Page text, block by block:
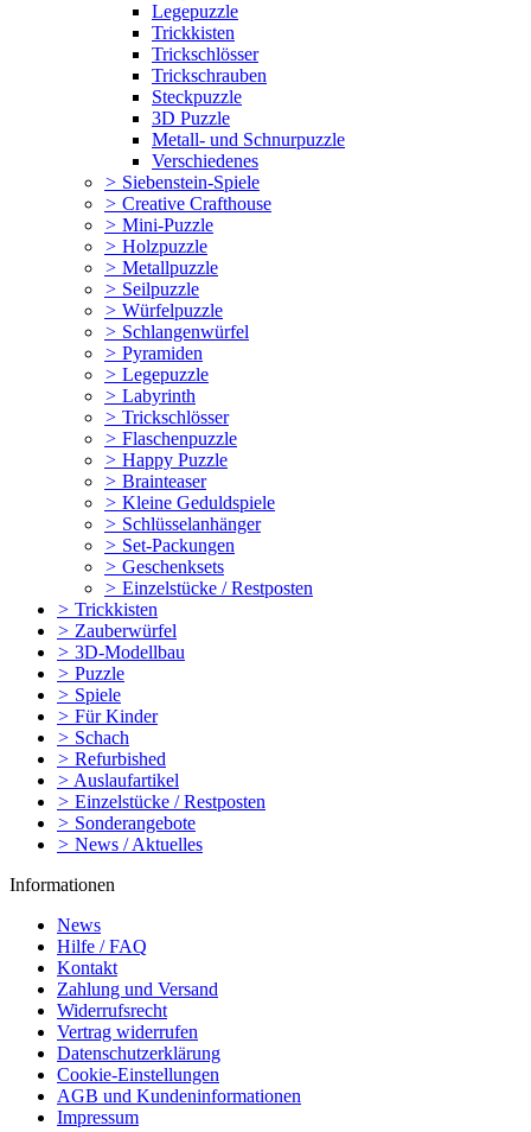
Legepuzzle
Trickkisten
Trickschlösser
Trickschrauben
Steckpuzzle
3D Puzzle
Metall- und Schnurpuzzle
Verschiedenes
> Siebenstein-Spiele
> Creative Crafthouse
> Mini-Puzzle
> Holzpuzzle
> Metallpuzzle
> Seilpuzzle
> Würfelpuzzle
> Schlangenwürfel
> Pyramiden
> Legepuzzle
> Labyrinth
> Trickschlösser
> Flaschenpuzzle
> Happy Puzzle
> Brainteaser
> Kleine Geduldspiele
> Schlüsselanhänger
> Set-Packungen
> Geschenksets
> Einzelstücke / Restposten
> Trickkisten
> Zauberwürfel
> 3D-Modellbau
> Puzzle
> Spiele
> Für Kinder
> Schach
> Refurbished
> Auslaufartikel
> Einzelstücke / Restposten
> Sonderangebote
> News / Aktuelles
Informationen
News
Hilfe / FAQ
Kontakt
Zahlung und Versand
Widerrufsrecht
Vertrag widerrufen
Datenschutzerklärung
Cookie-Einstellungen
AGB und Kundeninformationen
Impressum